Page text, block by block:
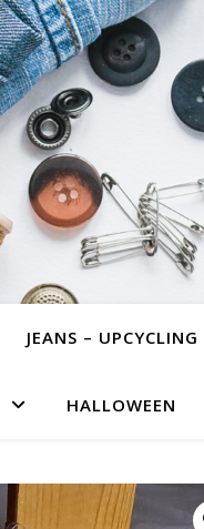
JEANS – UPCYCLING
HALLOWEEN